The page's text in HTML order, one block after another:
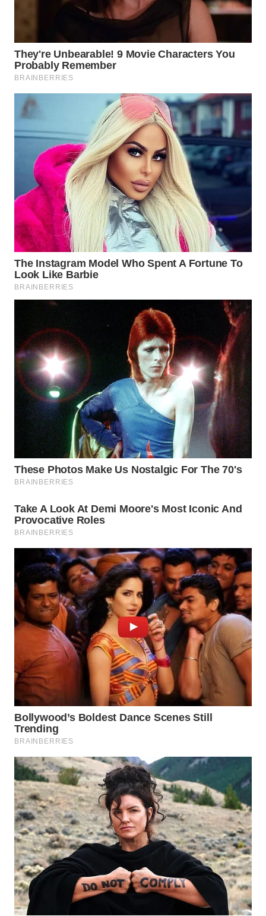
WN
SULUT
MALUKU
WN
WN
DAIRI
WN
DANAU
TOBA
WN
NIAS
LANGKAT
WN
TAPANULI
SELATAN
WN
TANJUNG
LESUNG
WN
WN
SIMALUNGUN
WN
LABUHANBATU
WN
TAPANULI
TENGAH
WN DELI
SERDANG
WN
TEBING
TINGGI
WN
PAKPAK
WN
KARAWANG
WN
BEKASI
BOGOR